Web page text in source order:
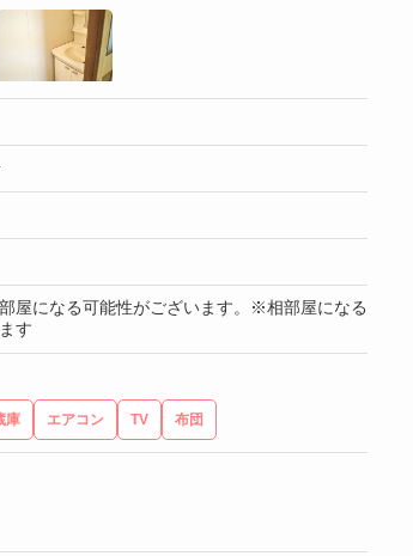
屋になる可能性がございます。※相部屋になる
す
庫 エアコン TV 布団